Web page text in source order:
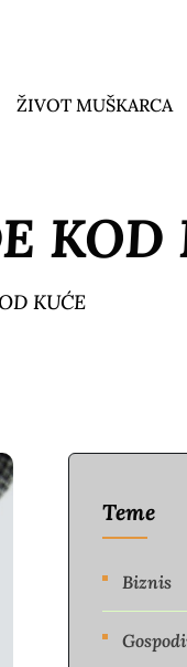
ŽIVOT MUŠKARCA
KOD
KUĆE
Teme
Biznis